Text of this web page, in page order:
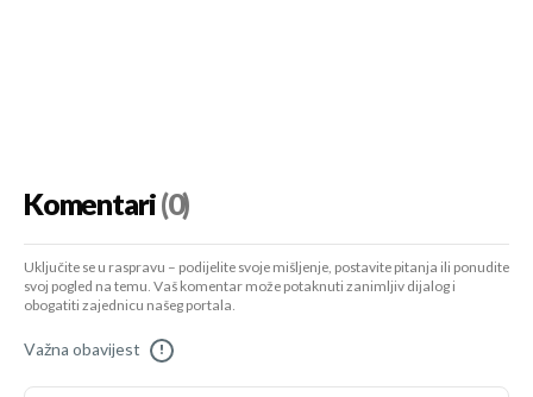
Komentari(0)
Uključite se u raspravu – podijelite svoje mišljenje, postavite pitanja ili ponudite
svoj pogled na temu. Vaš komentar može potaknuti zanimljiv dijalog i
obogatiti zajednicu našeg portala.
Važna obavijest !